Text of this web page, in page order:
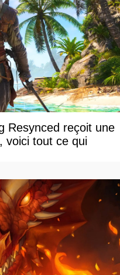
Resynced reçoit une
voici tout ce qui